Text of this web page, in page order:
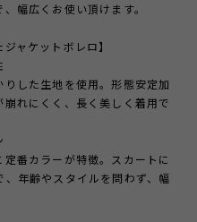
幅広くお使い頂けます。
ャケットボレロ】
した生地を使用。形態安定加
れにくく、長く美しく着用で
番カラーが特徴。スカートに
年齢やスタイルを問わず、幅